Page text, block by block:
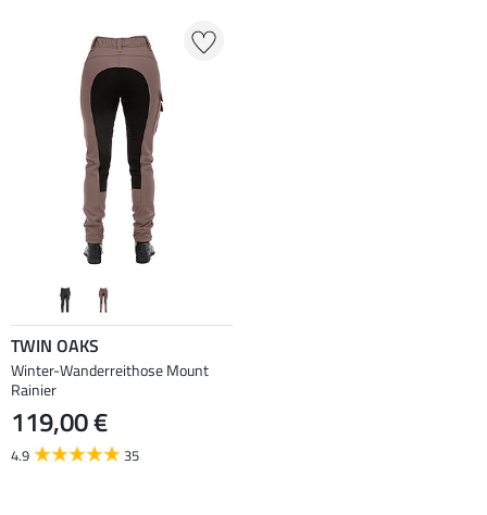
TWIN OAKS
Winter-Wanderreithose Mount
Rainier
119,00 €
4.9 35